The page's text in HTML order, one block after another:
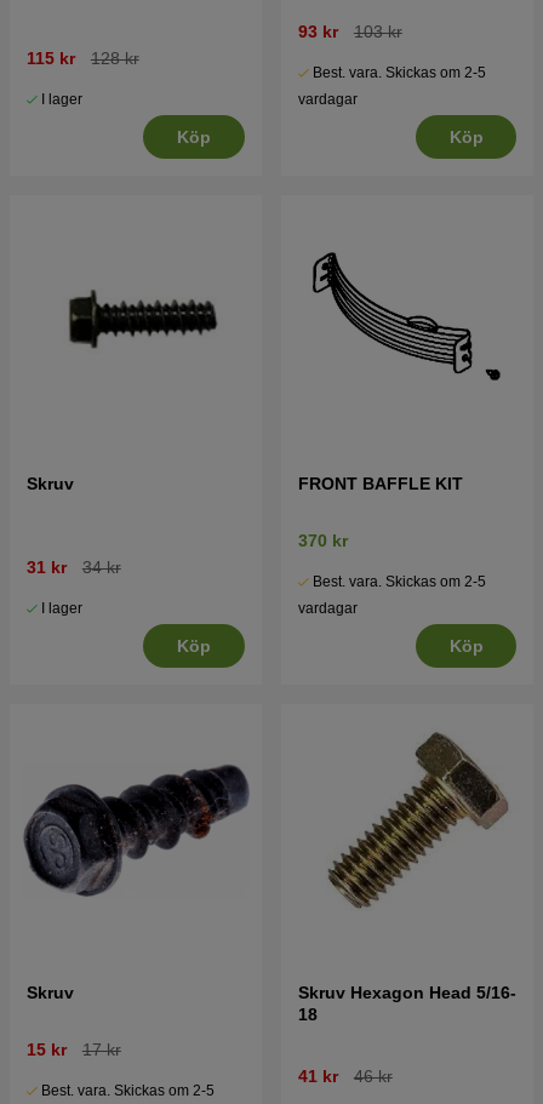
115 kr 128 kr
I lager
Köp
93 kr 103 kr
Best. vara. Skickas om 2-5
vardagar
Köp
Skruv
31 kr 34 kr
I lager
Köp
FRONT BAFFLE KIT
370 kr
Best. vara. Skickas om 2-5
vardagar
Köp
Skruv
15 kr 17 kr
Best. vara. Skickas om 2-5
Skruv Hexagon Head 5/16-
18
41 kr 46 kr